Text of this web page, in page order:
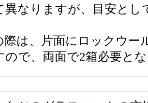
異なりますが、目安とし
際は、片面にロックウー
ので、両面で2箱必要と